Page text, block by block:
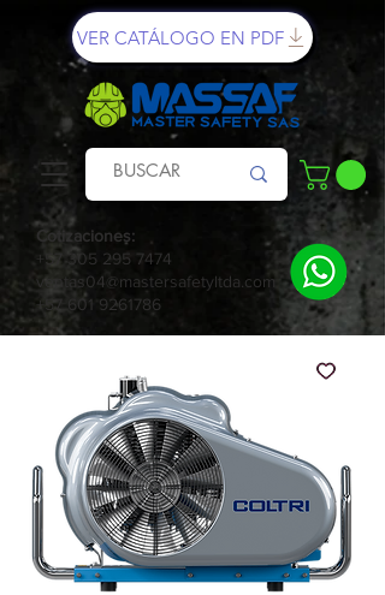
Cotizaciones:
+57 305 295 7474
ventas04@mastersafetyltda.com
+57 601 9261786
VER CATÁLOGO EN PDF